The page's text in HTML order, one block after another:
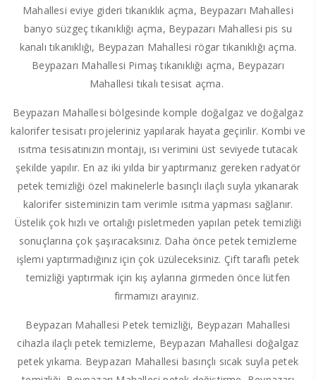
Mahallesi eviye gideri tıkanıklık açma, Beypazarı Mahallesi
banyo süzgeç tıkanıklığı açma, Beypazarı Mahallesi pis su
kanalı tıkanıklığı, Beypazarı Mahallesi rögar tıkanıklığı açma.
Beypazarı Mahallesi Pimaş tıkanıklığı açma, Beypazarı
Mahallesi tıkalı tesisat açma.
Beypazarı Mahallesi bölgesinde komple doğalgaz ve doğalgaz
kalorifer tesisatı projeleriniz yapılarak hayata geçirilir. Kombi ve
ısıtma tesisatınızın montajı, ısı verimini üst seviyede tutacak
şekilde yapılır. En az iki yılda bir yaptırmanız gereken radyatör
petek temizliği özel makinelerle basınçlı ilaçlı suyla yıkanarak
kalorifer sisteminizin tam verimle ısıtma yapması sağlanır.
Üstelik çok hızlı ve ortalığı pisletmeden yapılan petek temizliği
sonuçlarına çok şaşıracaksınız. Daha önce petek temizleme
işlemi yaptırmadığınız için çok üzüleceksiniz. Çift taraflı petek
temizliği yaptırmak için kış aylarına girmeden önce lütfen
firmamızı arayınız.
Beypazarı Mahallesi Petek temizliği, Beypazarı Mahallesi
cihazla ilaçlı petek temizleme, Beypazarı Mahallesi doğalgaz
petek yıkama. Beypazarı Mahallesi basınçlı sıcak suyla petek